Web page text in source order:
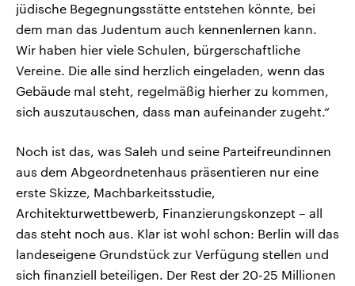
jüdische Begegnungsstätte entstehen könnte, bei
dem man das Judentum auch kennenlernen kann.
Wir haben hier viele Schulen, bürgerschaftliche
Vereine. Die alle sind herzlich eingeladen, wenn das
Gebäude mal steht, regelmäßig hierher zu kommen,
sich auszutauschen, dass man aufeinander zugeht.“
Noch ist das, was Saleh und seine Parteifreundinnen
aus dem Abgeordnetenhaus präsentieren nur eine
erste Skizze, Machbarkeitsstudie,
Architekturwettbewerb, Finanzierungskonzept – all
das steht noch aus. Klar ist wohl schon: Berlin will das
landeseigene Grundstück zur Verfügung stellen und
sich finanziell beteiligen. Der Rest der 20-25 Millionen